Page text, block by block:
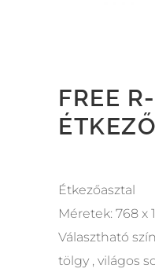
FREE
Étkezőasztal
Méretek: 768 x
Választható
tölgy , világos